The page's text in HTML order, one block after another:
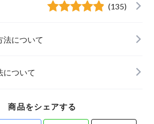
(135)
法について
について
商品をシェアする